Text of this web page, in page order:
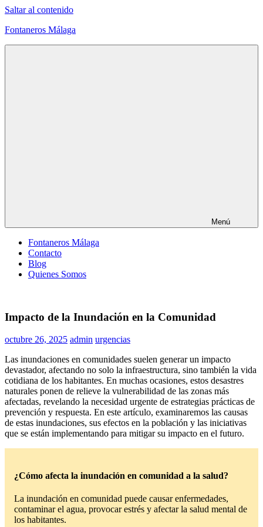
Saltar al contenido
Fontaneros Málaga
Menú
Fontaneros Málaga
Contacto
Blog
Quienes Somos
Impacto de la Inundación en la Comunidad
octubre 26, 2025 admin urgencias
Las inundaciones en comunidades suelen generar un impacto
devastador, afectando no solo la infraestructura, sino también la vida
cotidiana de los habitantes. En muchas ocasiones, estos desastres
naturales ponen de relieve la vulnerabilidad de las zonas más
afectadas, revelando la necesidad urgente de estrategias prácticas de
prevención y respuesta. En este artículo, examinaremos las causas
de estas inundaciones, sus efectos en la población y las iniciativas
que se están implementando para mitigar su impacto en el futuro.
¿Cómo afecta la inundación en comunidad a la salud?
La inundación en comunidad puede causar enfermedades,
contaminar el agua, provocar estrés y afectar la salud mental de
los habitantes.